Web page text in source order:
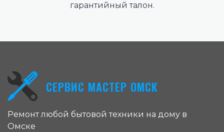
гарантийный талон.
СЕРВИС МАСТЕР ОМСК
Ремонт любой бытовой техники на дому в
Омске